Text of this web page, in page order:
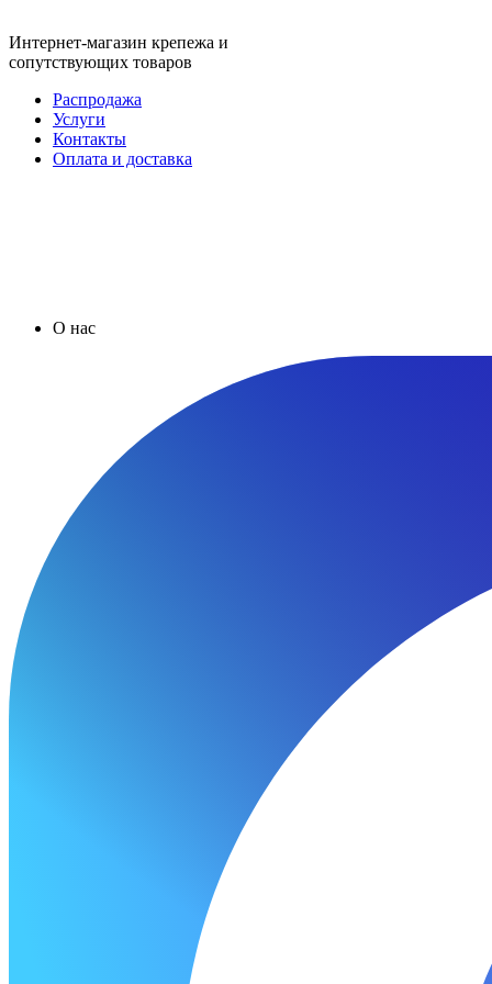
Интернет-магазин крепежа и
сопутствующих товаров
Распродажа
Услуги
Контакты
Оплата и доставка
О нас